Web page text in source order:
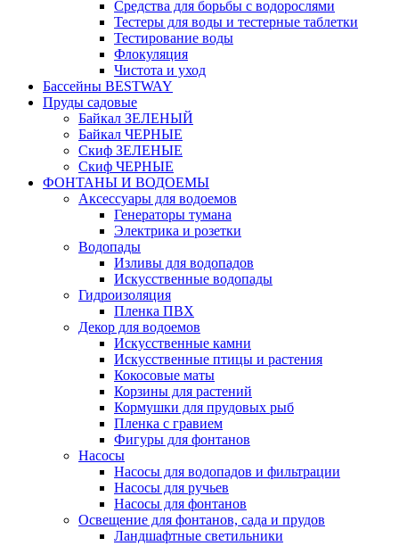
Средства для борьбы с водорослями
Тестеры для воды и тестерные таблетки
Тестирование воды
Флокуляция
Чистота и уход
Бассейны BESTWAY
Пруды садовые
Байкал ЗЕЛЕНЫЙ
Байкал ЧЕРНЫЕ
Скиф ЗЕЛЕНЫЕ
Скиф ЧЕРНЫЕ
ФОНТАНЫ И ВОДОЕМЫ
Аксессуары для водоемов
Генераторы тумана
Электрика и розетки
Водопады
Изливы для водопадов
Искусственные водопады
Гидроизоляция
Пленка ПВХ
Декор для водоемов
Искусственные камни
Искусственные птицы и растения
Кокосовые маты
Корзины для растений
Кормушки для прудовых рыб
Пленка с гравием
Фигуры для фонтанов
Насосы
Насосы для водопадов и фильтрации
Насосы для ручьев
Насосы для фонтанов
Освещение для фонтанов, сада и прудов
Ландшафтные светильники